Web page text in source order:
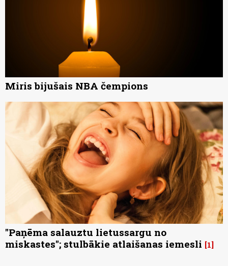
Miris bijušais NBA čempions
"Paņēma salauztu lietussargu no
miskastes"; stulbākie atlaišanas iemesli 1